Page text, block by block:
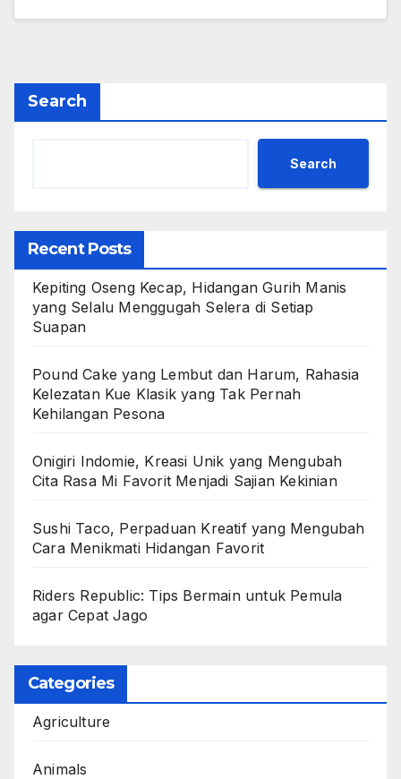
Search
Search
Recent Posts
Kepiting Oseng Kecap, Hidangan Gurih Manis
yang Selalu Menggugah Selera di Setiap
Suapan
Pound Cake yang Lembut dan Harum, Rahasia
Kelezatan Kue Klasik yang Tak Pernah
Kehilangan Pesona
Onigiri Indomie, Kreasi Unik yang Mengubah
Cita Rasa Mi Favorit Menjadi Sajian Kekinian
Sushi Taco, Perpaduan Kreatif yang Mengubah
Cara Menikmati Hidangan Favorit
Riders Republic: Tips Bermain untuk Pemula
agar Cepat Jago
Categories
Agriculture
Animals